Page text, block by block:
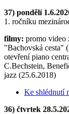
37) pondělí
1. ročníku
filmy: promo video
"Bachovská cesta"
otevření piano
C.Bechstein,
jazz (25.6.2018)
Ke shlédnutí
36) čtvrtek